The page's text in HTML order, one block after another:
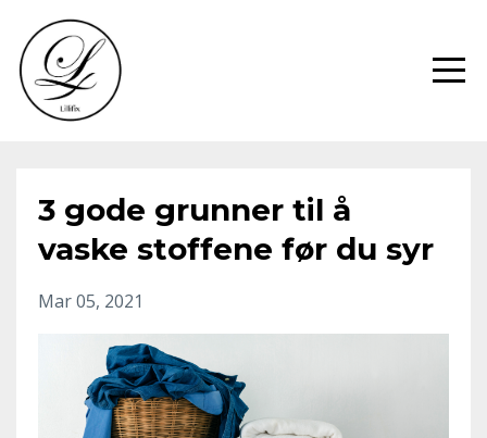
3 gode grunner til å
vaske stoffene før du syr
Mar 05, 2021